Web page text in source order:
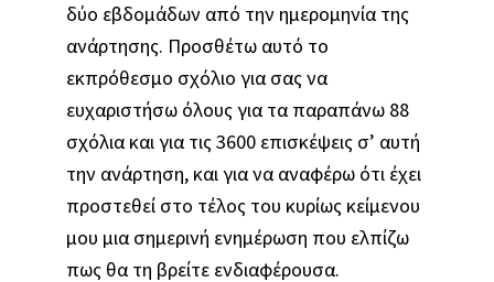
πανεπιστήμιο
κοινωνία.
δύο εβδομάδων από την ημερομηνία της
ανάρτησης. Προσθέτω αυτό το
εκπρόθεσμο σχόλιο για σας να
ευχαριστήσω όλους για τα παραπάνω 88
σχόλια και για τις 3600 επισκέψεις σ’ αυτή
την ανάρτηση, και για να αναφέρω ότι έχει
προστεθεί στο τέλος του κυρίως κείμενου
μου μια σημερινή ενημέρωση που ελπίζω
πως θα τη βρείτε ενδιαφέρουσα.